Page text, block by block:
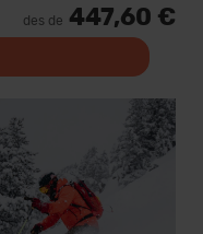
des de 447,60 €